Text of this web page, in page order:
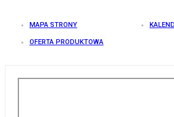
MAPA STRONY
OFERTA PRODUKTOWA